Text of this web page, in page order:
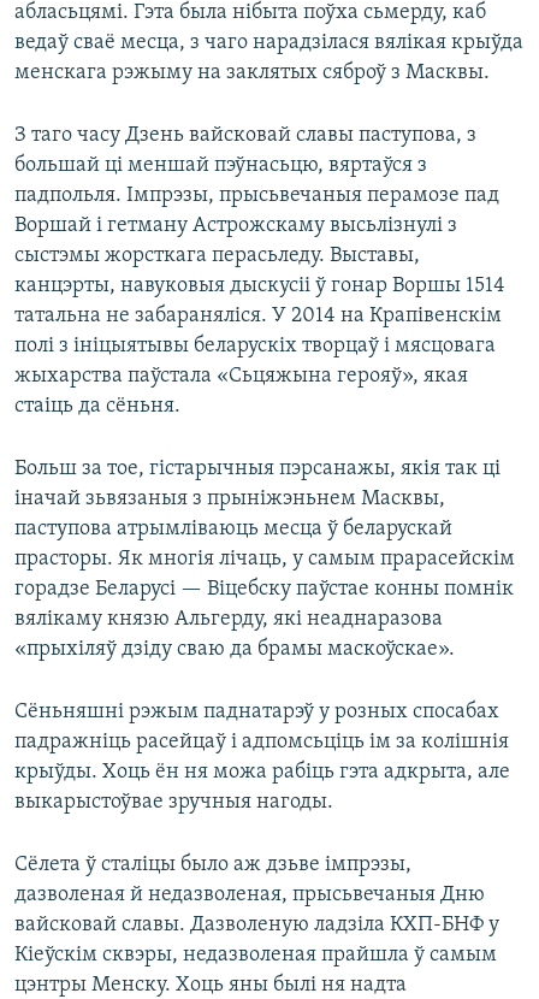
абласьцямі. Гэта была нібыта поўха сьмерду, каб
ведаў сваё месца, з чаго нарадзілася вялікая крыўда
менскага рэжыму на заклятых сяброў з Масквы.
З таго часу Дзень вайсковай славы паступова, з
большай ці меншай пэўнасьцю, вяртаўся з
падпольля. Імпрэзы, прысьвечаныя перамозе пад
Воршай і гетману Астрожскаму высьлізнулі з
сыстэмы жорсткага перасьледу. Выставы,
канцэрты, навуковыя дыскусіі ў гонар Воршы 1514
татальна не забараняліся. У 2014 на Крапівенскім
полі з ініцыятывы беларускіх творцаў і мясцовага
жыхарства паўстала «Сьцяжына герояў», якая
стаіць да сёньня.
Больш за тое, гістарычныя пэрсанажы, якія так ці
іначай зьвязаныя з прыніжэньнем Масквы,
паступова атрымліваюць месца ў беларускай
прасторы. Як многія лічаць, у самым прарасейскім
горадзе Беларусі — Віцебску паўстае конны помнік
вялікаму князю Альгерду, які неаднаразова
«прыхіляў дзіду сваю да брамы маскоўскае».
Сёньняшні рэжым паднатарэў у розных спосабах
падражніць расейцаў і адпомсьціць ім за колішнія
крыўды. Хоць ён ня можа рабіць гэта адкрыта, але
выкарыстоўвае зручныя нагоды.
Сёлета ў сталіцы было аж дзьве імпрэзы,
дазволеная й недазволеная, прысьвечаныя Дню
вайсковай славы. Дазволеную ладзіла КХП-БНФ у
Кіеўскім сквэры, недазволеная прайшла ў самым
цэнтры Менску. Хоць яны былі ня надта